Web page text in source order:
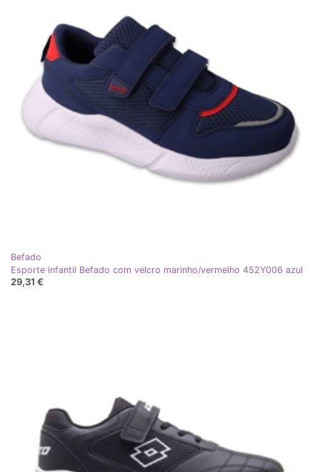
Befado
Esporte infantil Befado com velcro marinho/vermelho 452Y006 azul
29,31 €